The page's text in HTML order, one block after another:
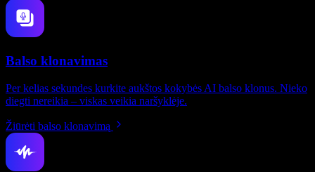
Balso klonavimas
Per kelias sekundes kurkite aukštos kokybės AI balso klonus. Nieko
diegti nereikia – viskas veikia naršyklėje.
Žiūrėti balso klonavimą